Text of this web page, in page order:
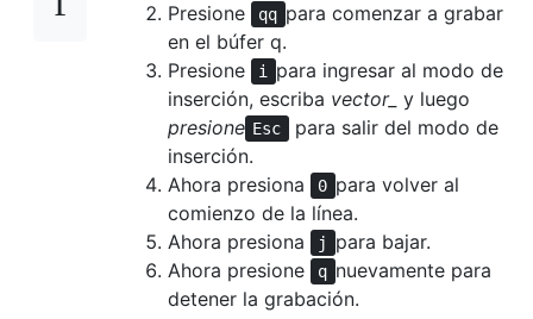
Presione
qq para comenzar a grabar
en el búfer q.
Presione
i
para ingresar al modo de
inserción, escriba vector_ y luego
presione Esc
para salir del modo de
inserción.
Ahora presiona
0 para volver al
comienzo de la línea.
Ahora presiona
j
para bajar.
Ahora presione
q nuevamente para
detener la grabación.